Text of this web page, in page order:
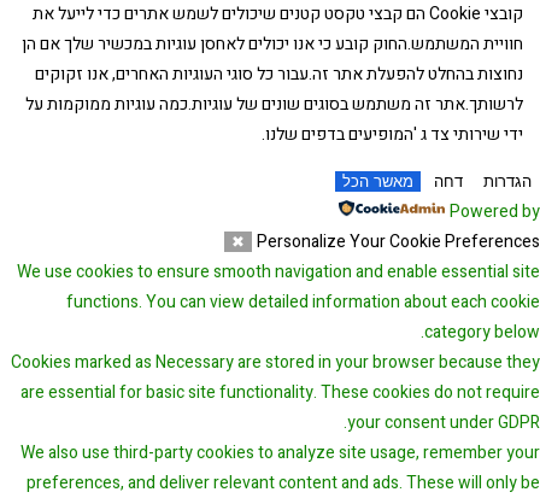
קובצי Cookie הם קבצי טקסט קטנים שיכולים לשמש אתרים כדי לייעל את
חוויית המשתמש.החוק קובע כי אנו יכולים לאחסן עוגיות במכשיר שלך אם הן
נחוצות בהחלט להפעלת אתר זה.עבור כל סוגי העוגיות האחרים, אנו זקוקים
לרשותך.אתר זה משתמש בסוגים שונים של עוגיות.כמה עוגיות ממוקמות על
ידי שירותי צד ג 'המופיעים בדפים שלנו.
הגדרות דחה מאשר הכל
Powered by
Personalize Your Cookie Preferences
✖
We use cookies to ensure smooth navigation and enable essential site
functions. You can view detailed information about each cookie
category below.
Cookies marked asNecessaryare stored in your browser because they
are essential for basic site functionality.These cookies do not require
your consent under GDPR.
We also use third-party cookies to analyze site usage, remember your
preferences, and deliver relevant content and ads. These will only be